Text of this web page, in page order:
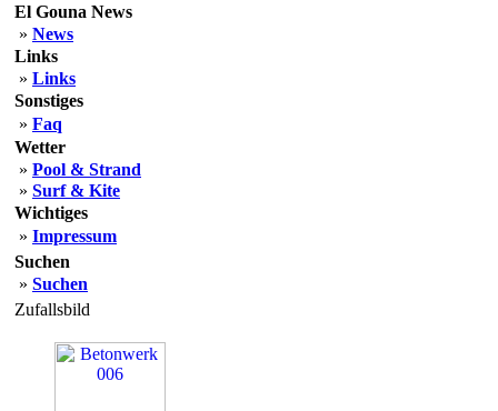
El Gouna News
» News
Links
» Links
Sonstiges
» Faq
Wetter
» Pool & Strand
» Surf & Kite
Wichtiges
» Impressum
Suchen
» Suchen
Zufallsbild